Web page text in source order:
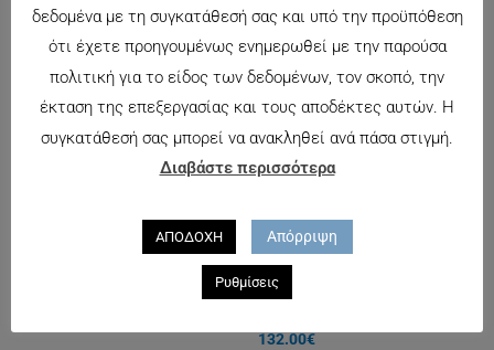
POLICE 1775 B
132.00€
δεδομένα με τη συγκατάθεσή σας και υπό την προϋπόθεση
ότι έχετε προηγουμένως ενημερωθεί με την παρούσα
πολιτική για το είδος των δεδομένων, τον σκοπό, την
έκταση της επεξεργασίας και τους αποδέκτες αυτών. Η
συγκατάθεσή σας μπορεί να ανακληθεί ανά πάσα στιγμή.
Διαβάστε περισσότερα
ΑΠΟΔΟΧΗ Απόρριψη
Ρυθμίσεις